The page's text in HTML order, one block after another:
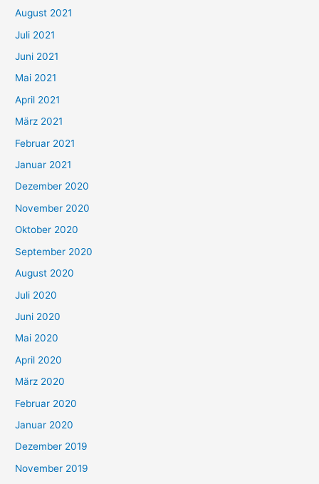
n
a
c
h
:
August 2021
Juli 2021
Juni 2021
Mai 2021
April 2021
März 2021
Februar 2021
Januar 2021
Dezember 2020
November 2020
Oktober 2020
September 2020
August 2020
Juli 2020
Juni 2020
Mai 2020
April 2020
März 2020
Februar 2020
Januar 2020
Dezember 2019
November 2019